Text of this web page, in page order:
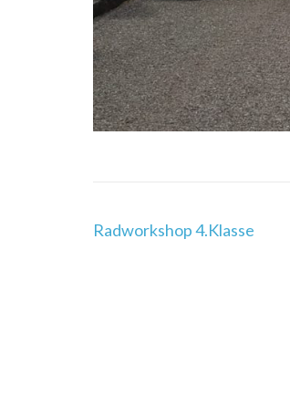
Beitragsnavigation
Radworkshop 4.Klasse